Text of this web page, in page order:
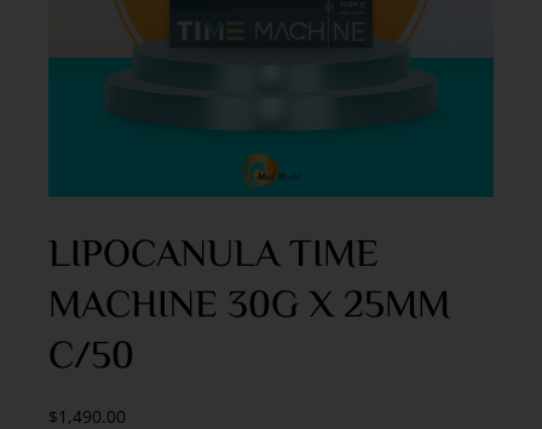
LIPOCANULA TIME
MACHINE 30G X 25MM
C/50
$1,490.00